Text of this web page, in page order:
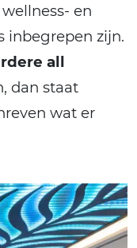
en
inbegrepen zijn.
all
dan staat
wat er